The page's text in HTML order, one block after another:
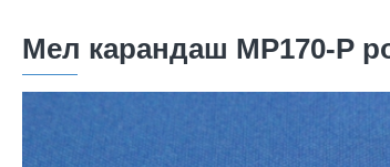
Мел карандаш MP170-P